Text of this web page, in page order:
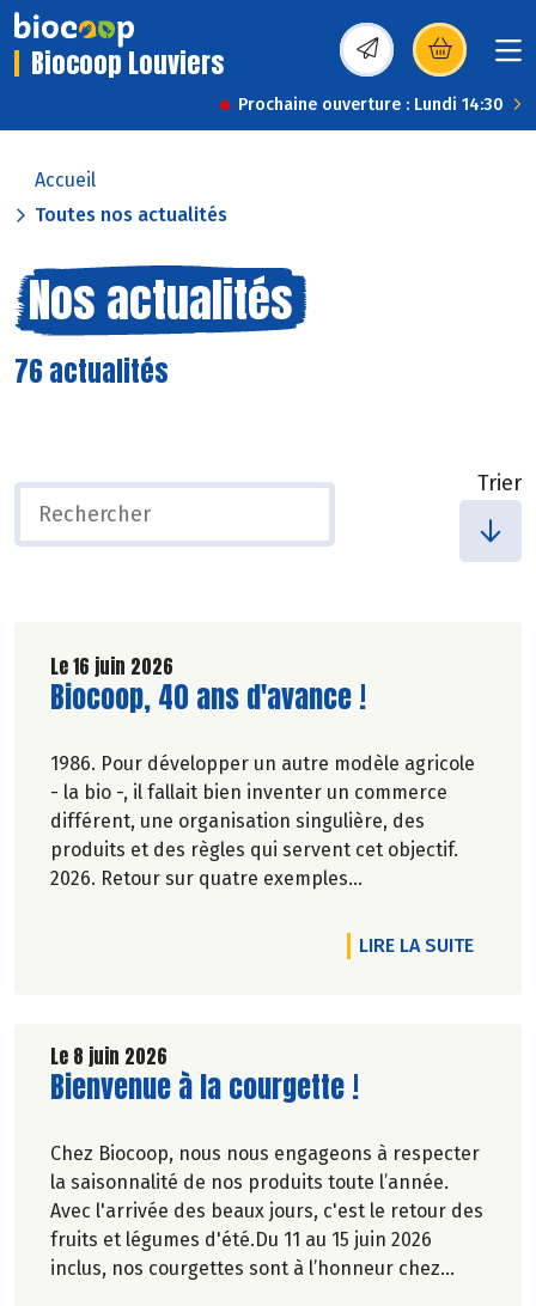
Biocoop Louviers (s’ouvre dans une
Prochaine ouverture : Lundi 14:30
Accueil
Toutes nos actualités
Nos actualités
76 actualités
Trier
Le 16 juin 2026
Lire la suite de l'article
Biocoop, 40 ans d'avance !
1986. Pour développer un autre modèle agricole
- la bio -, il fallait bien inventer un commerce
différent, une organisation singulière, des
produits et des règles qui servent cet objectif.
2026. Retour sur quatre exemples
évidences ou d'actualité dans la société.LIRE LA SUITEDE
Le 8 juin 2026
Lire la suite de l'article
Bienvenue à la courgette !
Chez Biocoop, nous nous engageons à respecter
la saisonnalité de nos produits toute l’année.
Avec l'arrivée des beaux jours, c'est le retour des
fruits et légumes d'été.Du 11 au 15 juin 2026
inclus, nos courgettes sont à l’honneur chez